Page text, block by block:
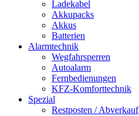
Ladekabel
Akkupacks
Akkus
Batterien
Alarmtechnik
Wegfahrsperren
Autoalarm
Fernbedienungen
KFZ-Komforttechnik
Spezial
Restposten / Abverkauf